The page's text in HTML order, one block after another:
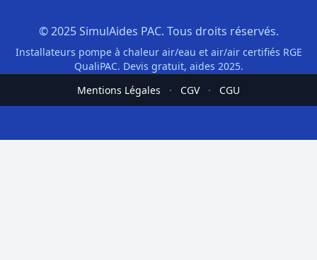
© 2025 SimulAides PAC. Tous droits réservés.
Installateurs pompe à chaleur air/eau et air/air certifiés RGE
QualiPAC. Devis gratuit, aides 2025.
Mentions Légales
· CGV · CGU